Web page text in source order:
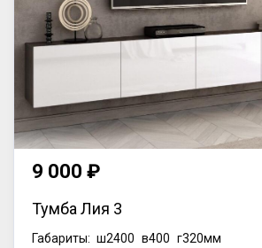
9 000 ₽
Тумба Лия 3
Габариты: ш2400 в400 г320мм